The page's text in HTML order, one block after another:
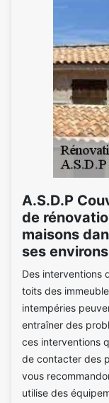
A.S.D.P
de
maisons
ses environs
Des interventions
toits des
intempéries
entraîner des
ces interventions
de contacter des
vous
utilise des